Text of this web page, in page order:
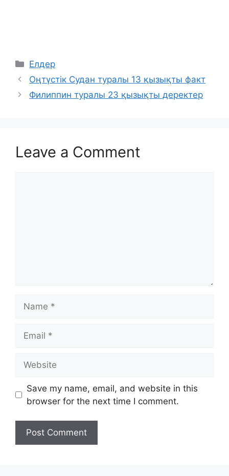
Categories
Елдер
Оңтүстік Судан туралы 13 қызықты факт
Филиппин туралы 23 қызықты деректер
Leave a Comment
Save my name, email, and website in this
browser for the next time I comment.